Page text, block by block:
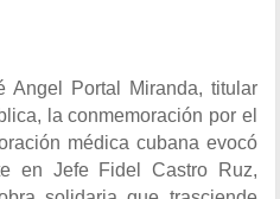
Angel Portal Miranda, titular
la conmemoración por el
médica cubana evocó
en Jefe Fidel Castro Ruz,